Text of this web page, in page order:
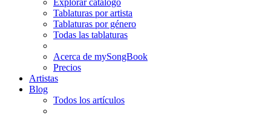
Explorar catálogo
Tablaturas por artista
Tablaturas por género
Todas las tablaturas
Acerca de mySongBook
Precios
Artistas
Blog
Todos los artículos